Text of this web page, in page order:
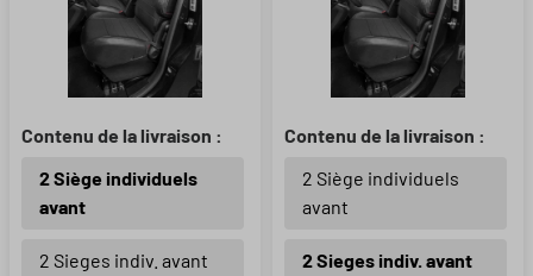
Contenu de la livraison :
2 Siège individuels
avant
2 Sieges indiv. avant
Contenu de la livraison :
2 Siège individuels
avant
2 Sieges indiv. avant